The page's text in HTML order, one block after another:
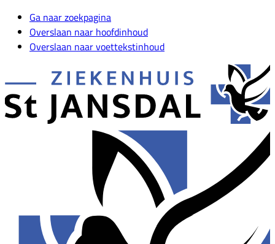
Ga naar zoekpagina
Overslaan naar hoofdinhoud
Overslaan naar voettekstinhoud